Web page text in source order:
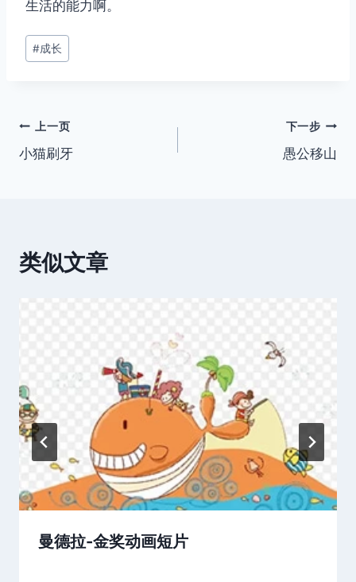
生活的能力啊。
文
章
#成长
文
章
上一页
小猫刷牙
下一步
愚公移山
类似文章
曼德拉-金奖动画短片